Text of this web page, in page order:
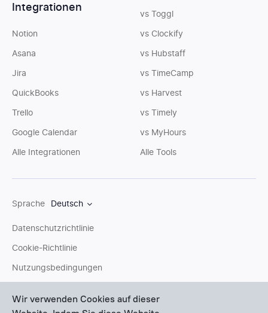
Integrationen
Notion
Asana
Jira
QuickBooks
Trello
Google Calendar
Alle Integrationen
vs Toggl
vs Clockify
vs Hubstaff
vs TimeCamp
vs Harvest
vs Timely
vs MyHours
Alle Tools
Sprache Deutsch
Datenschutzrichtlinie
Cookie-Richtlinie
Nutzungsbedingungen
Wir verwenden Cookies auf dieser